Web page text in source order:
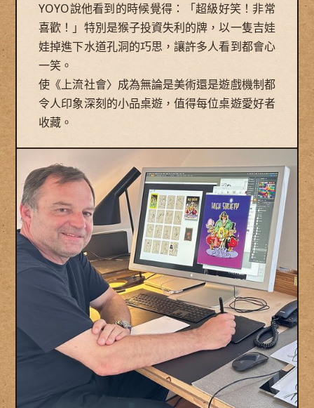
YOYO說他看到的時候覺得：「超級好笑！非常
喜歡！」特別是猴子投資失利的牌，以一隻吉娃
娃掉進下水道孔洞的巧思，讓許多人看到都會心
一笑。
使《上流社會〉成為無論是美術還是遊戲機制都
令人印象深刻的小品桌遊，值得每位桌遊愛好者
收藏。